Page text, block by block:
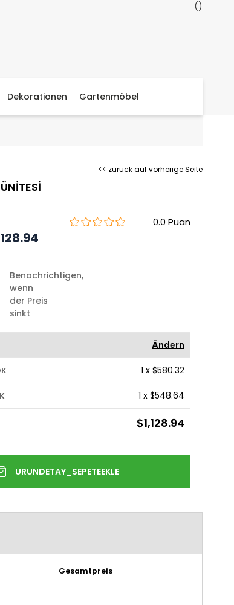
Dekorationen Gartenmöbel
<< zurück auf vorherige Seite
0.0
Benachrichtigen,
wenn
der Preis
sinkt
Ändern
1 x $580.32
1 x $548.64
$1,128.94
Gesamtpreis